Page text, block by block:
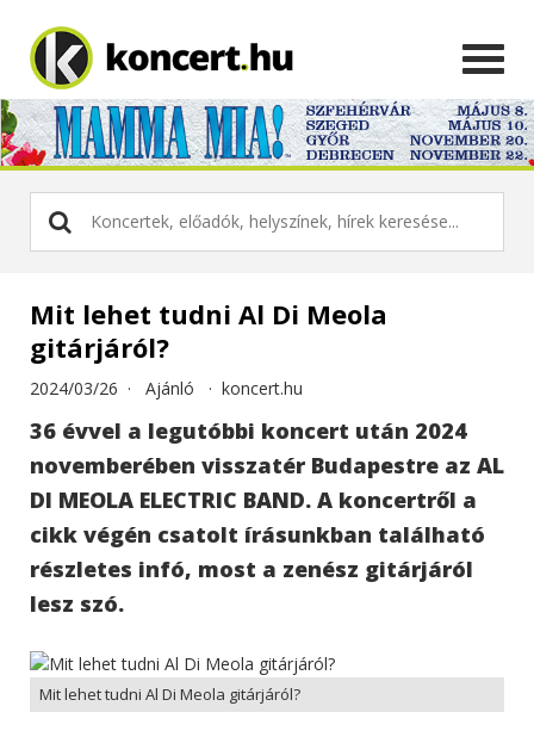
Mit lehet tudni Al Di Meola
gitárjáról?
2024/03/26 · Ajánló · koncert.hu
36 évvel a legutóbbi koncert után 2024
novemberében visszatér Budapestre az AL
DI MEOLA ELECTRIC BAND. A koncertről a
cikk végén csatolt írásunkban található
részletes infó, most a zenész gitárjáról
lesz szó.
Mit lehet tudni Al Di Meola gitárjáról?